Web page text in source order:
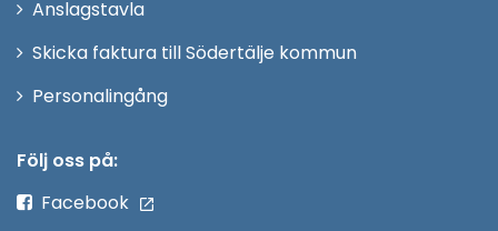
fönster
Anslagstavla
Skicka faktura till Södertälje kommun
PersonalingångÖppna
Följ oss på:
Facebook